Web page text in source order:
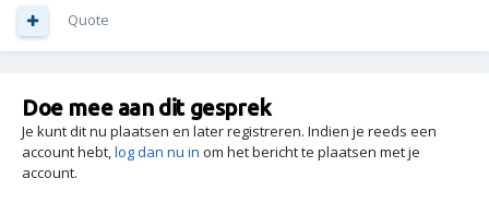
Quote
Doe mee aan dit gesprek
Je kunt dit nu plaatsen en later registreren. Indien je reeds een
account hebt,log dan nu in om het bericht te plaatsen met je
account.